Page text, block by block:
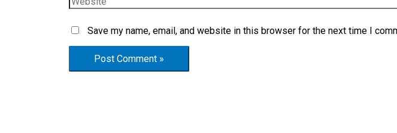
Save my name, email, and website in this browser for the next time I